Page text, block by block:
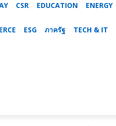
CSR EDUCATION ENERGY
ESG ภาครัฐ TECH & IT